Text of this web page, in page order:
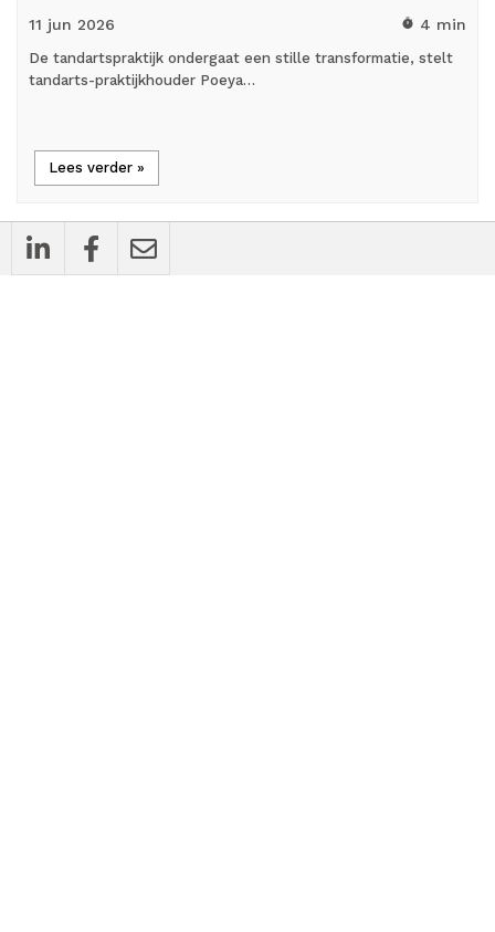
11 jun 2026 timer 4 min
De tandartspraktijk ondergaat een stille transformatie, stelt
tandarts-praktijkhouder Poeya…
Lees verder »